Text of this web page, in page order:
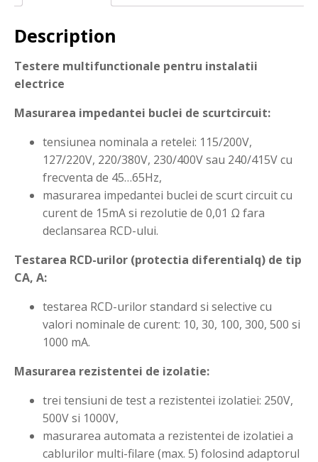
Description
Testere multifunctionale pentru instalatii
electrice
Masurarea impedantei buclei de scurtcircuit:
tensiunea nominala a retelei: 115/200V,
127/220V, 220/380V, 230/400V sau 240/415V cu
frecventa de 45…65Hz,
masurarea impedantei buclei de scurt circuit cu
curent de 15mA si rezolutie de 0,01 Ω fara
declansarea RCD-ului.
Testarea RCD-urilor (protectia diferentialq) de tip
CA, A:
testarea RCD-urilor standard si selective cu
valori nominale de curent: 10, 30, 100, 300, 500 si
1000 mA.
Masurarea rezistentei de izolatie:
trei tensiuni de test a rezistentei izolatiei: 250V,
500V si 1000V,
masurarea automata a rezistentei de izolatiei a
cablurilor multi-filare (max. 5) folosind adaptorul